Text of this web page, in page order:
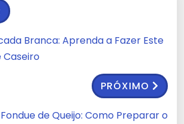
Branca: Aprenda a Fazer Este
Caseiro
PRÓXIMO
de Queijo: Como Preparar o